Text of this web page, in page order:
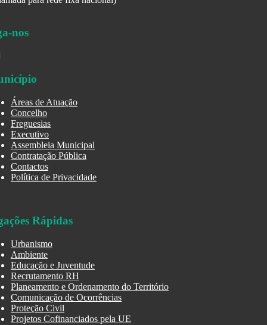
nos
Áreas de Atuação
Concelho
Freguesias
Executivo
Assembleia Municipal
Contratação Pública
Contactos
Política de Privacidade
Rápidas
Urbanismo
Ambiente
Educação e Juventude
Recrutamento RH
Planeamento e Ordenamento do Território
Comunicação de Ocorrências
Proteção Civil
Projetos Cofinanciados pela UE